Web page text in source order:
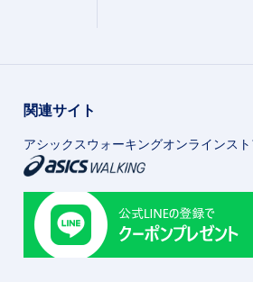
関連サイト
アシックスウォーキングオンラインスト